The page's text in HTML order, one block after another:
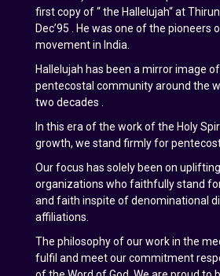
first copy of “ the Hallelujah“ at
Dec’95 . He was one of the pioneers
movement in India.
Hallelujah has been a mirror image
pentecostal community around the
two decades .
In this era of the work of the Holy
growth, we stand firmly for
Our focus has solely been on
organizations who faithfully stand
and faith inspite of denominational
affiliations.
The philosophy of our work in the
fulfil and meet our commitment